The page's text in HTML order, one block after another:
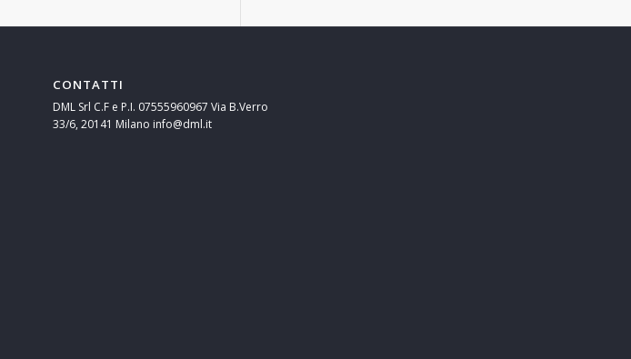
CONTATTI
DML Srl C.F e P.I. 07555960967 Via B.Verro
33/6, 20141 Milano info@dml.it